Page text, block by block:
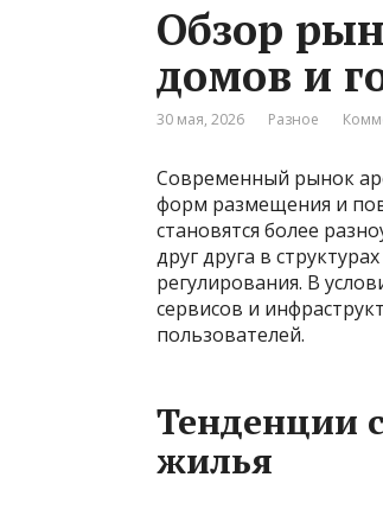
Обзор
домов и
30 мая, 2026 Разное
Современный рынок
форм размещения и
становятся более
друг друга в
регулирования. В
сервисов и
пользователей.
Тенденции
жилья